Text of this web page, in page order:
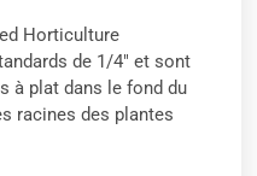
Horticulture
de 1/4″ et sont
à plat dans le fond du
racines des plantes